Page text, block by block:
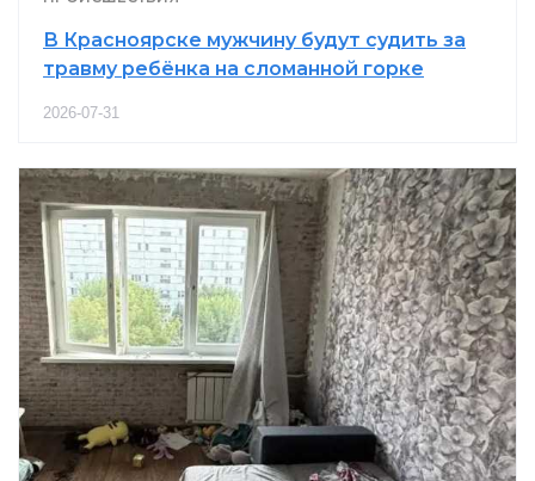
В Красноярске мужчину будут судить за
травму ребёнка на сломанной горке
2026-07-31